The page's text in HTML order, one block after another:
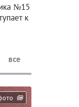
№15
к
все